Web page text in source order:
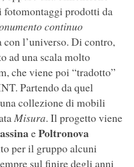
fotomontaggi prodotti da
continuo
con l’universo. Di contro,
ad una scala molto
che viene poi “tradotto”
Partendo da quel
collezione di mobili
Misura. Il progetto viene
ePoltronova
per il gruppo alcuni
sul finire degli anni